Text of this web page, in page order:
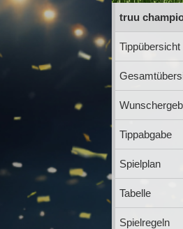
truu
Tippübersicht
Tippabgabe
Spielplan
Tabelle
Spielregeln